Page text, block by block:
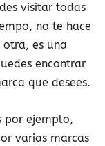
visitar todas
no te hace
es una
encontrar
que desees.
por ejemplo,
varias marcas